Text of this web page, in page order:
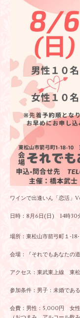
ワインで出逢いん「恋活」
日時：8月6日(日) 14時30
場所： 東松山市箭弓町１-
会場：『それでもあなたの
アクセス：東武東上線 東
参加条件：男子：未婚であ
会費：男性：5,000円 女